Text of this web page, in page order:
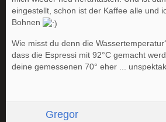
eingestellt, schon ist der Kaffee alle und
Bohnen
Wie misst du denn die
dass die Espressi mit 92°C gemacht
deine gemessenen 70° eher ...
Gregor